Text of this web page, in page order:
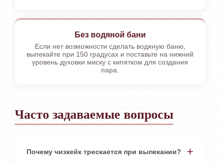
Без водяной бани
Если нет возможности сделать водяную баню,
выпекайте при 150 градусах и поставьте на нижний
уровень духовки миску с кипятком для создания
пара.
Часто задаваемые вопросы
Почему чизкейк трескается при выпекании?